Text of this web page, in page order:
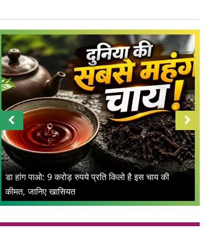
डा हांग पाओ: 9 करोड़ रुपये प्रति किलो है इस चाय की
कीमत, जानिए खासियत